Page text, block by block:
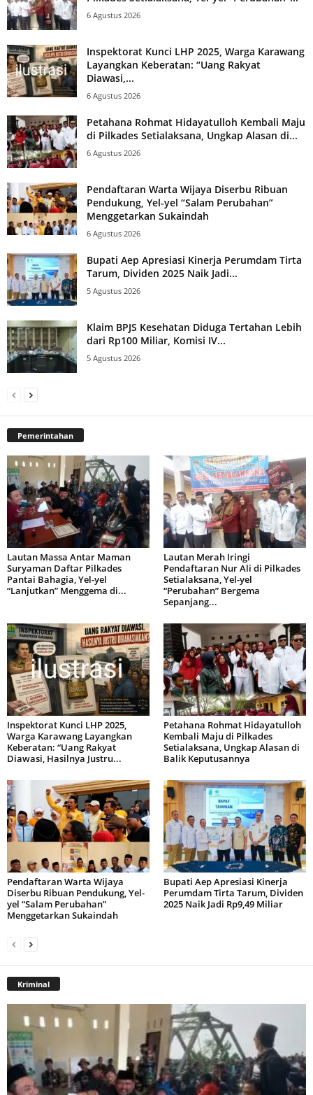
6 Agustus 2026
Inspektorat Kunci LHP 2025, Warga Karawang
Layangkan Keberatan: “Uang Rakyat
Diawasi,...
6 Agustus 2026
Petahana Rohmat Hidayatulloh Kembali Maju
di Pilkades Setialaksana, Ungkap Alasan di...
6 Agustus 2026
Pendaftaran Warta Wijaya Diserbu Ribuan
Pendukung, Yel-yel “Salam Perubahan”
Menggetarkan Sukaindah
6 Agustus 2026
Bupati Aep Apresiasi Kinerja Perumdam Tirta
Tarum, Dividen 2025 Naik Jadi...
5 Agustus 2026
Klaim BPJS Kesehatan Diduga Tertahan Lebih
dari Rp100 Miliar, Komisi IV...
5 Agustus 2026
Pemerintahan
Lautan Massa Antar Maman
Suryaman Daftar Pilkades
Pantai Bahagia, Yel-yel
“Lanjutkan” Menggema di...
Lautan Merah Iringi
Pendaftaran Nur Ali di Pilkades
Setialaksana, Yel-yel
“Perubahan” Bergema
Sepanjang...
Inspektorat Kunci LHP 2025,
Warga Karawang Layangkan
Keberatan: “Uang Rakyat
Diawasi, Hasilnya Justru...
Petahana Rohmat Hidayatulloh
Kembali Maju di Pilkades
Setialaksana, Ungkap Alasan di
Balik Keputusannya
Pendaftaran Warta Wijaya
Diserbu Ribuan Pendukung, Yel-
yel “Salam Perubahan”
Menggetarkan Sukaindah
Bupati Aep Apresiasi Kinerja
Perumdam Tirta Tarum, Dividen
2025 Naik Jadi Rp9,49 Miliar
Kriminal